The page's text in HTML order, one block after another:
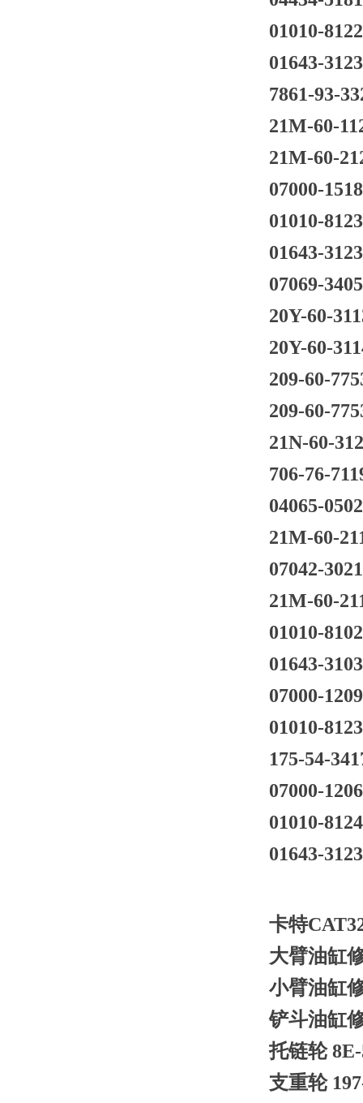
01010-
01643-
7861-93-
21M-60-
21M-60-
07000-
01010-
01643-
07069-
20Y-60-
20Y-60-
209-60-
209-60-
21N-60-
706-76-
04065-
21M-60-
07042-
21M-60-
01010-
01643-
07000-
01010-
175-54-
07000-
01010-
01643-
卡特
大臂油缸
小臂油缸
铲斗油缸
托链轮
支重轮